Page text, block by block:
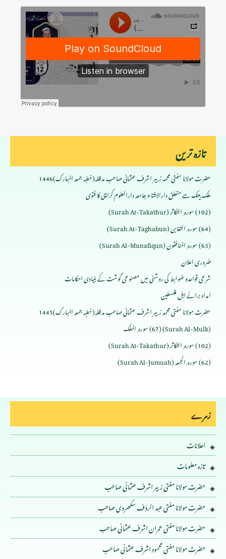
تازہ ترین
حضرت مولانا مفتی محمد زبیر اشرف عثمانی صاحب مدظلہ(خطبہ جمعہ المبارک)1446
ملک بینک سے متعلق دارالافتاء جامعہ دارالعلوم کراچی کا فتوی
(102) سورہ ِ التکاثر (Surah At-Takathur)
(64) سورہ ِ التغابن (Surah At-Taghabun)
(63) سورہ ِ المنافقون (Surah Al-Munafiqun)
ضروری اعلان
شرعی قواعدو ضوابط کی روشنی میں مصنوعی گوشت کے بنیادی احکامات
امداد برائے اہل فلسطین
حضرت مولانا مفتی محمد زبیر اشرف عثمانی صاحب مدظلہ(خطبہ جمعہ المبارک)1445
(Surah Al-Mulk) (67) سورہ ِ الملک
(102) سورہ ِ التکاثر (Surah At-Takathur)
(62) سورہ ِ الجمعہ (Surah Al-Jumuah)
زمرے
اعلانات
تازہ معلومات
حضرت مولانا مفتی زبیر اشرف عثمانی صاحب
حضرت مولانا مفتی عبد الرؤف سکھروی صاحب
حضرت مولانا مفتی عمران اشرف عثمانی صاحب
حضرت مولانا مفتی محمود اشرف عثمانی صاحب